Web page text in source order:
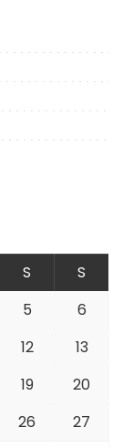
S
S
5
6
12
13
19
20
26
27